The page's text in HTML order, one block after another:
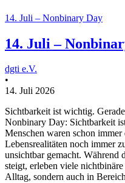
14. Juli – Nonbinary Day
14. Juli –
dgti e.V.
•
14. Juli 2026
Sichtbarkeit ist wichtig.
Nonbinary Day: Sichtbarkeit
Menschen waren schon
Lebensrealitäten noch immer
unsichtbar gemacht.
steigt, erleben viele
Alltag, sondern auch in